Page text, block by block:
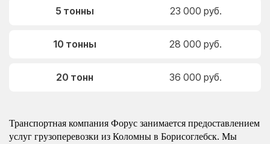
5 тонны 23 000 руб.
10 тонны 28 000 руб.
20 тонн 36 000 руб.
Транспортная компания Форус занимается предоставлением
услуг грузоперевозки из Коломны в Борисоглебск. Мы